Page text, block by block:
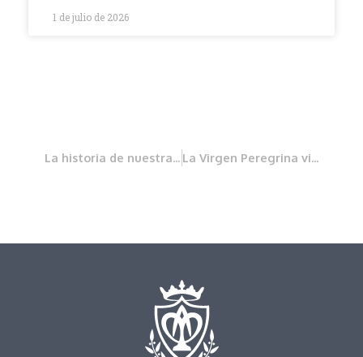
1 de julio de 2026
La historia de nuestra Mona La Virgen Peregrina visita nuestros hogares